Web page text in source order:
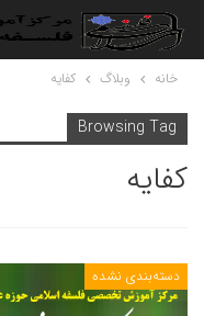
خانه وبلاگ کفایه
Browsing Tag
کفایه
دسته‌بندی نشده